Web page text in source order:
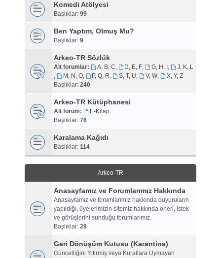
Komedi Atölyesi
Başlıklar: 99
Ben Yaptım, Olmuş Mu?
Başlıklar: 9
Arkeo-TR Sözlük
Alt forumlar: A, B, C, D, E, F, G, H, I ,
J, K, L
,
M, N, O, P, Q, R, S, T, U, V, W,
X, Y, Z
Başlıklar: 240
Arkeo-TR Kütüphanesi
Alt forum:
E-Kitap
Başlıklar: 76
Karalama Kağıdı
Başlıklar: 114
Arkeo-TR
Anasayfamız ve Forumlarımız Hakkında
Anasayfamız ve forumlarımız hakkında duyuruların
yapıldığı, üyelerimizin sitemiz hakkında öneri, istek
ve görüşlerini sunduğu forumlarımız.
Başlıklar: 28
Geri Dönüşüm Kutusu (Karantina)
Güncelliğini Yitirmiş veya Kurallara Uymayan